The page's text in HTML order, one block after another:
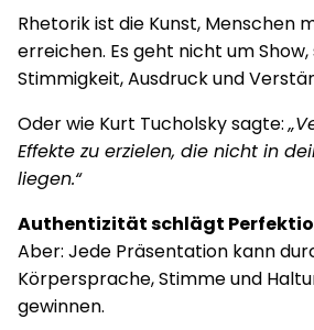
Rhetorik ist die Kunst, Menschen
erreichen. Es geht nicht um
Stimmigkeit, Ausdruck und
Oder wie Kurt Tucholsky sagte:
Effekte zu erzielen, die nicht in
liegen.“
Authentizität schlägt
Aber: Jede Präsentation kann
Körpersprache, Stimme und
gewinnen.